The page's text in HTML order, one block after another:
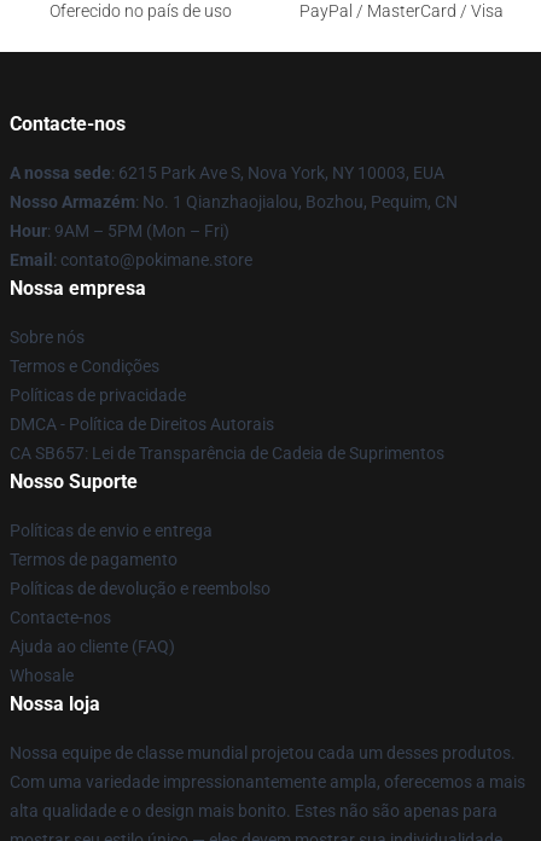
Oferecido no país de uso
PayPal / MasterCard / Visa
Contacte-nos
A nossa sede: 6215 Park Ave S, Nova York, NY 10003, EUA
Nosso Armazém: No. 1 Qianzhaojialou, Bozhou, Pequim, CN
Hour: 9AM – 5PM (Mon – Fri)
Email : contato@pokimane.store
Nossa empresa
Sobre nós
Termos e Condições
Políticas de privacidade
DMCA - Política de Direitos Autorais
CA SB657: Lei de Transparência de Cadeia de Suprimentos
Nosso Suporte
Políticas de envio e entrega
Termos de pagamento
Políticas de devolução e reembolso
Contacte-nos
Ajuda ao cliente (FAQ)
Whosale
Nossa loja
Nossa equipe de classe mundial projetou cada um desses produtos.
Com uma variedade impressionantemente ampla, oferecemos a mais
alta qualidade e o design mais bonito. Estes não são apenas para